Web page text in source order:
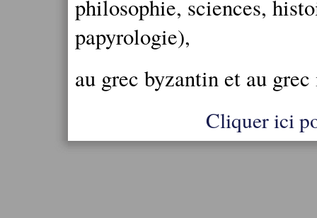
philosophie, sciences,
papyrologie),
au grec byzantin et au
Cliquer ici